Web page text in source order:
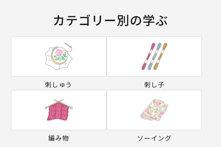
カテゴリー別の学ぶ
刺しゅう 刺し子
編み物 ソーイング